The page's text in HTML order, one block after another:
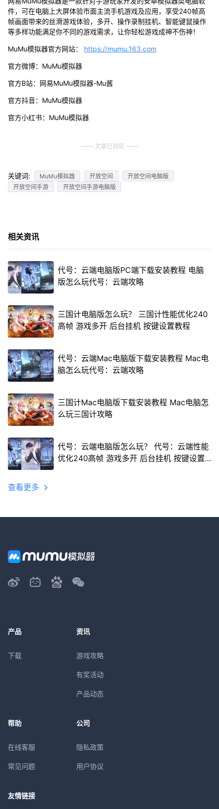
件，可在电脑上大屏体验市面主流手机游戏及应用，享受240帧高
帧画面带来的丝滑游戏体验，多开、操作录制挂机、智能键鼠操作
等多样功能满足你不同的游戏需求，让你轻松游戏成神不伤神！
MuMu模拟器官方网站： https://mumu.163.com
官方微博：MuMu模拟器
官方B站：网易MuMu模拟器-Mu酱
官方抖音：MuMu模拟器
官方小红书：MuMu模拟器
文章已到底
关键词: MuMu模拟器 开放空间
开放空间电脑版
开放空间手游
开放空间手游电脑版
相关资讯
代号：云端电脑版PC端下载安装教程 电脑
版怎么玩代号：云端攻略
三国计电脑版怎么玩？ 三国计性能优化240
高帧 游戏多开 后台挂机 按键设置教程
代号：云端Mac电脑版下载安装教程 Mac电
脑怎么玩代号：云端攻略
三国计Mac电脑版下载安装教程 Mac电脑怎
么玩三国计攻略
代号：云端电脑版怎么玩？ 代号：云端性能
优化240高帧 游戏多开 后台挂机 按键设置
查看更多
产品
下载
资讯
游戏攻略
有奖活动
产品动态
帮助
在线客服
常见问题
公司
隐私政策
用户协议
友情链接